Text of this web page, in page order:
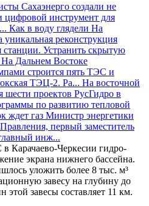
Сахаэнерго создали не
инструмент для
Как в воду глядели На
реконструкция
станции. Устранить скрытую
На Дальнем Востоке
строится пять ТЭС и
ТЭЦ-2. Ра... На восточной
шести проектов РусГидро в
по развитию тепловой
ждет газ Министр энергетики
первый заместитель
инж...
Карачаево-Черкесии гидро­
экрана нижнего бассейна.
уложить более 8 тыс. м³
завесу на глубину до
завесы составляет 11 км.